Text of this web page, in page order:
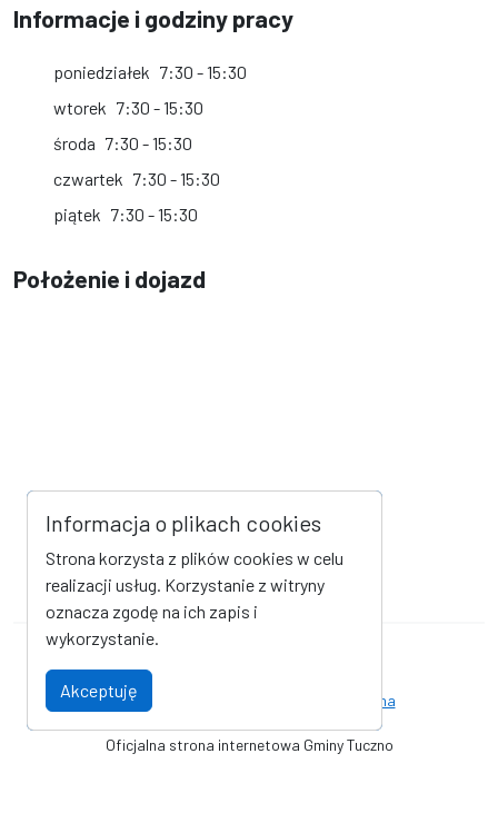
Informacje i godziny pracy
poniedziałek 7:30 - 15:30
wtorek 7:30 - 15:30
środa 7:30 - 15:30
czwartek 7:30 - 15:30
piątek 7:30 - 15:30
Położenie i dojazd
Oficjalna strona internetowa Gminy Tuczno
Deklaracja dostępności Strona archiwalna
Informacja o plikach cookies
Strona korzysta z plików cookies w celu
realizacji usług. Korzystanie z witryny
oznacza zgodę na ich zapis i
wykorzystanie.
Akceptuję